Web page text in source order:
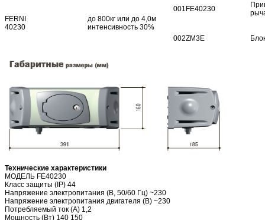
FERNI
40230
до 800кг или до 4,0м
интенсивность 30%
001FE40230
002ZM3E
Технические характеристики
МОДЕЛЬ FE40230
Класс защиты (IP) 44
Напряжение электропитания (В, 50/60 Гц) ~230
Напряжение электропитания двигателя (В) ~230
Потребляемый ток (А) 1,2
Мощность (Вт) 140 150